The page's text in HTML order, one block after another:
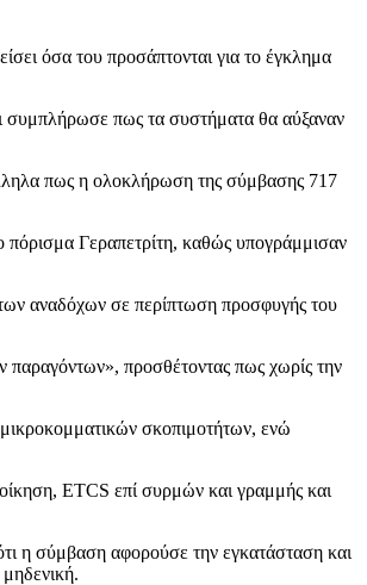
όσα του προσάπτονται για το έγκλημα
συμπλήρωσε πως τα συστήματα θα αύξαναν
πως η ολοκλήρωση της σύμβασης 717
Γεραπετρίτη, καθώς υπογράμμισαν
αναδόχων σε περίπτωση προσφυγής του
παραγόντων», προσθέτοντας πως χωρίς την
μικροκομματικών σκοπιμοτήτων, ενώ
ETCS επί συρμών και γραμμής και
η σύμβαση αφορούσε την εγκατάσταση και